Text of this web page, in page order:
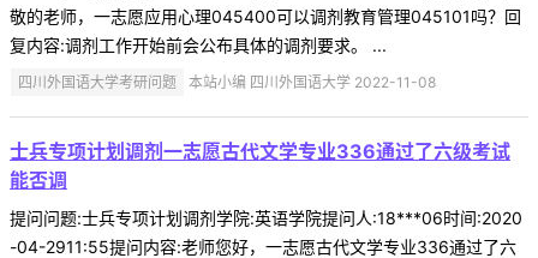
敬的老师，一志愿应用心理045400可以调剂教育管理045101吗？回
复内容:调剂工作开始前会公布具体的调剂要求。 ...
四川外国语大学考研问题 本站小编 四川外国语大学 2022-11-08
士兵专项计划调剂一志愿古代文学专业336通过了六级考试
能否调
提问问题:士兵专项计划调剂学院:英语学院提问人:18***06时间:2020
-04-2911:55提问内容:老师您好，一志愿古代文学专业336通过了六